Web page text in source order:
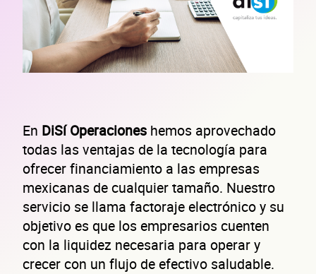
En DiSí Operaciones hemos aprovechado
todas las ventajas de la tecnología para
ofrecer financiamiento a las empresas
mexicanas de cualquier tamaño. Nuestro
servicio se llama factoraje electrónico y su
objetivo es que los empresarios cuenten
con la liquidez necesaria para operar y
crecer con un flujo de efectivo saludable.